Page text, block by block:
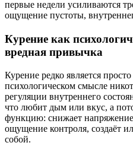
первые недели усиливаются
ощущение пустоты,
Курение как
вредная привычка
Курение редко является
психологическом смысле
регуляции внутреннего
что любит дым или вкус, а
функцию: снижает
ощущение контроля, создаёт
собой.